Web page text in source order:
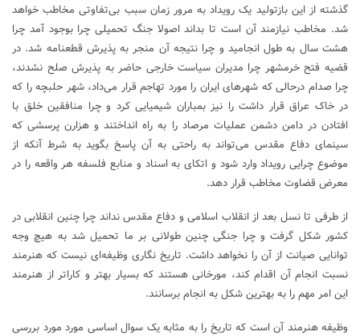
گذشته از این بازتولید یک رویداد به مرور زمان سبب بی‌تفاوتی مخاطب خواهد
شد. مخاطب نیازمند آن است تا بداند اصولا جنگ تحمیلی چرا بوجود آمد چرا
هشت سال به طول انجامید و چرا نتیجه آن منجر به پذیرش قطعنامه شد. در
قضیه فتح خرمشهر چرا مدیران سیاست خارجی حاضر به پذیرش صلح نشدند،
چرا صدام درحالی که شهرهای ایران را مورد تهاجم قرار می‌داد، شهر حلبچه را که
در خاک عراق قرار داشت را نیز بمباران شیمیایی کرد و چرا منافقین خلق با
افتادن در دامن دشمن عملیات مرصاد را به راه انداختند و هزارن پرسشی که
سینمای دفاع مقدس می‌تواند به راحتی به آن پاسخ بگوید به شرط آنکه از
موضوع چرایی رویداد وارد شود و اتکای به اسناد و منابع فلسفه هر واقعه را در
معرض قضاوت مخاطب قرار دهد.
از طرفی تا نسل بعد از انقلاب اسلامی و دفاع مقدس نداند چرا چنین انقلابی در
کشور شکل گرفت و چرا جنگی چنین طولانی بر ما تحمیل شد به هیچ وجه
توانایی صیانت از آن را نخواهد داشت. تاریخ نگاری وظیفه‌ای نیست که هنرمند
نسبت انجام آن اقدام کند، مورخانی هستند که بسیار بهتر و کاراتر از هنرمند
این امر مهم را به بهترین شکل به انجام برسانند.
وظیفه هنرمند آن است که تاریخ را به مثابه یک سوال اساسی مورد مورد بررسی